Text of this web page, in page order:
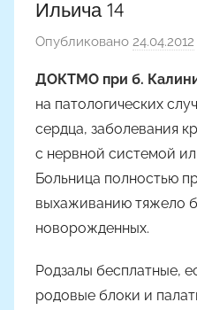
Ильича 14
Опубликовано 24.04.2012
ДОКТМО при б.
на патологических
сердца, заболевания
с нервной системой
Больница полностью
выхаживанию тяжело
новорожденных.
Родзалы бесплатные,
родовые блоки и